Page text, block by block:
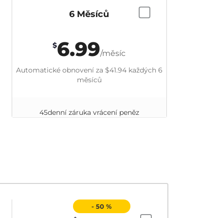
6 Měsíců
$6.99/měsíc
Automatické obnovení za $41.94každých 6
měsíců
45denní záruka vrácení peněz
- 50 %